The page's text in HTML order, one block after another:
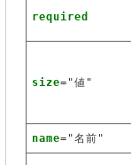
required
size="値"
name="名前"